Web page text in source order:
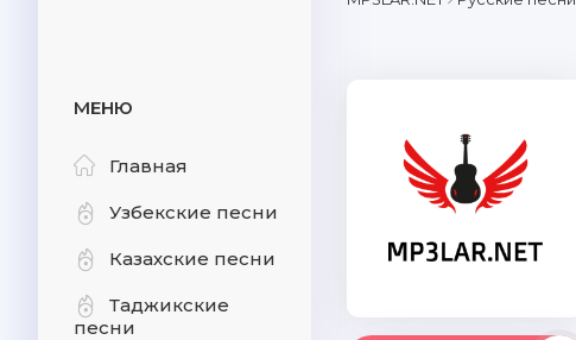
МЕНЮ
Главная
Узбекские песни
Казахские песни
Таджикские
песни